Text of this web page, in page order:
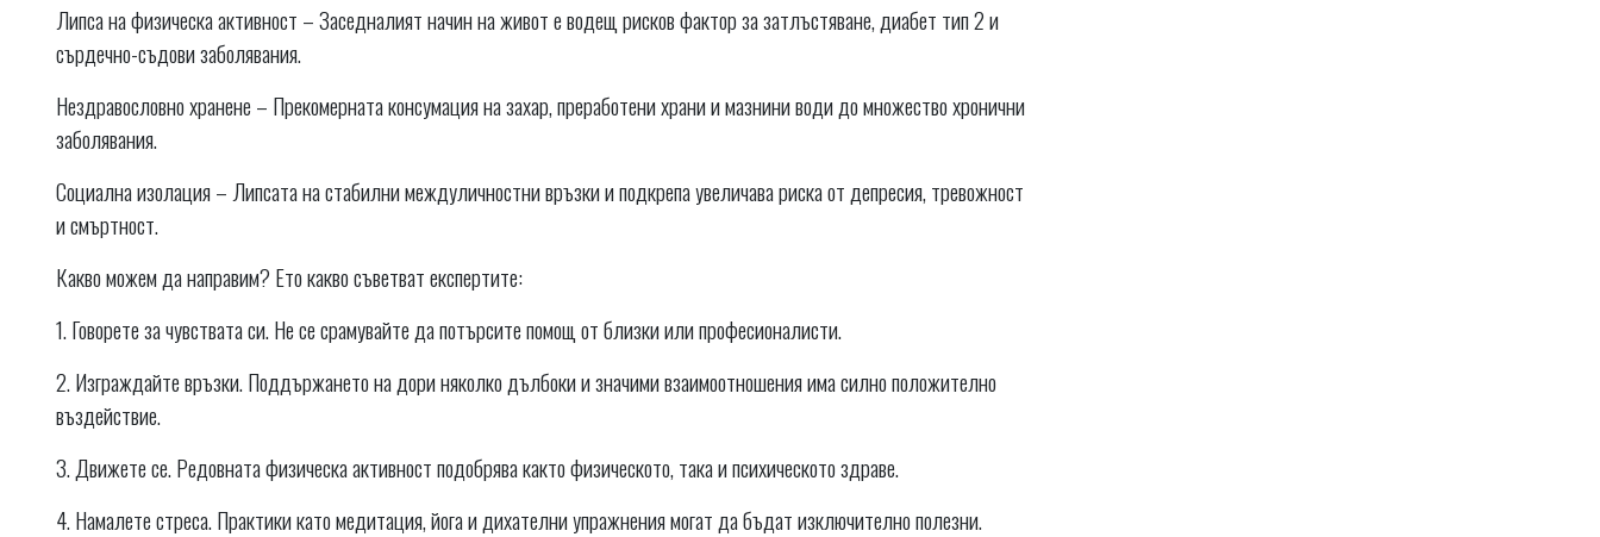
Липса на физическа активност – Заседналият начин на живот е водещ рисков фактор за затлъстяване, диабет тип 2 и
сърдечно-съдови заболявания.
Нездравословно хранене – Прекомерната консумация на захар, преработени храни и мазнини води до множество хронични
заболявания.
Социална изолация – Липсата на стабилни междуличностни връзки и подкрепа увеличава риска от депресия, тревожност
и смъртност.
Какво можем да направим? Ето какво съветват експертите:
1. Говорете за чувствата си. Не се срамувайте да потърсите помощ от близки или професионалисти.
2. Изграждайте връзки. Поддържането на дори няколко дълбоки и значими взаимоотношения има силно положително
въздействие.
3. Движете се. Редовната физическа активност подобрява както физическото, така и психическото здраве.
4. Намалете стреса. Практики като медитация, йога и дихателни упражнения могат да бъдат изключително полезни.